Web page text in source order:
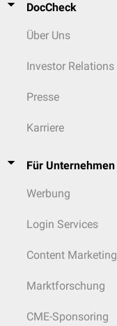
DocCheck
Über Uns
Investor Relations
Presse
Karriere
Für Unternehmen
Werbung
Login Services
Content Marketing
Marktforschung
CME-Sponsoring